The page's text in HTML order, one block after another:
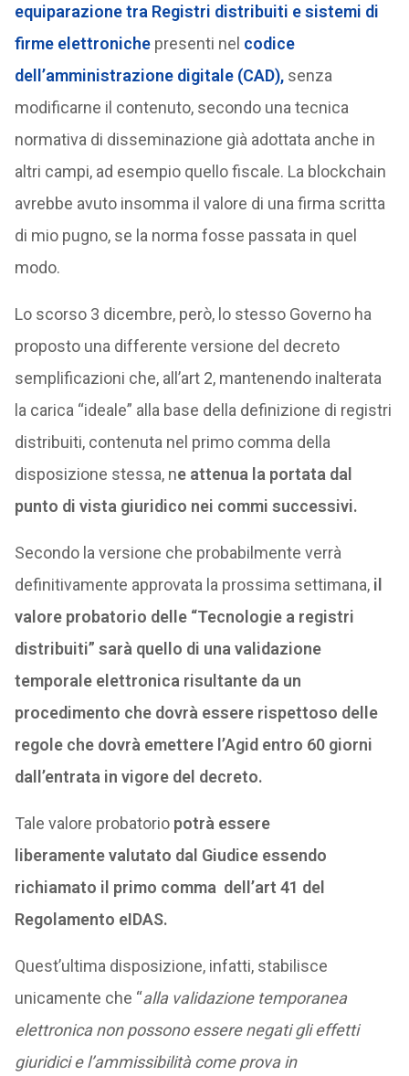
equiparazione tra Registri distribuiti e sistemi di
firme elettronichepresenti nel codice
dell’amministrazione digitale (CAD),senza
modificarne il contenuto, secondo una tecnica
normativa di disseminazione già adottata anche in
altri campi, ad esempio quello fiscale. La blockchain
avrebbe avuto insomma il valore di una firma scritta
di mio pugno, se la norma fosse passata in quel
modo.
Lo scorso 3 dicembre, però, lo stesso Governo ha
proposto una differente versione del decreto
semplificazioni che, all’art 2, mantenendo inalterata
la carica “ideale” alla base della definizione di registri
distribuiti, contenuta nel primo comma della
disposizione stessa, ne attenua la portata dal
punto di vista giuridico nei commi successivi.
Secondo la versione che probabilmente verrà
definitivamente approvata la prossima settimana,il
valore probatorio delle “Tecnologie a registri
distribuiti” sarà quello di una validazione
temporale elettronica risultante da un
procedimento che dovrà essere rispettoso delle
regole che dovrà emettere l’Agid entro 60 giorni
dall’entrata in vigore del decreto.
Tale valore probatorio potrà essere
liberamente valutato dal Giudice essendo
richiamato il primo comma dell’art 41 del
Regolamento eIDAS.
Quest’ultima disposizione, infatti, stabilisce
unicamente che “alla validazione temporanea
elettronica non possono essere negati gli effetti
giuridici e l’ammissibilità come prova in